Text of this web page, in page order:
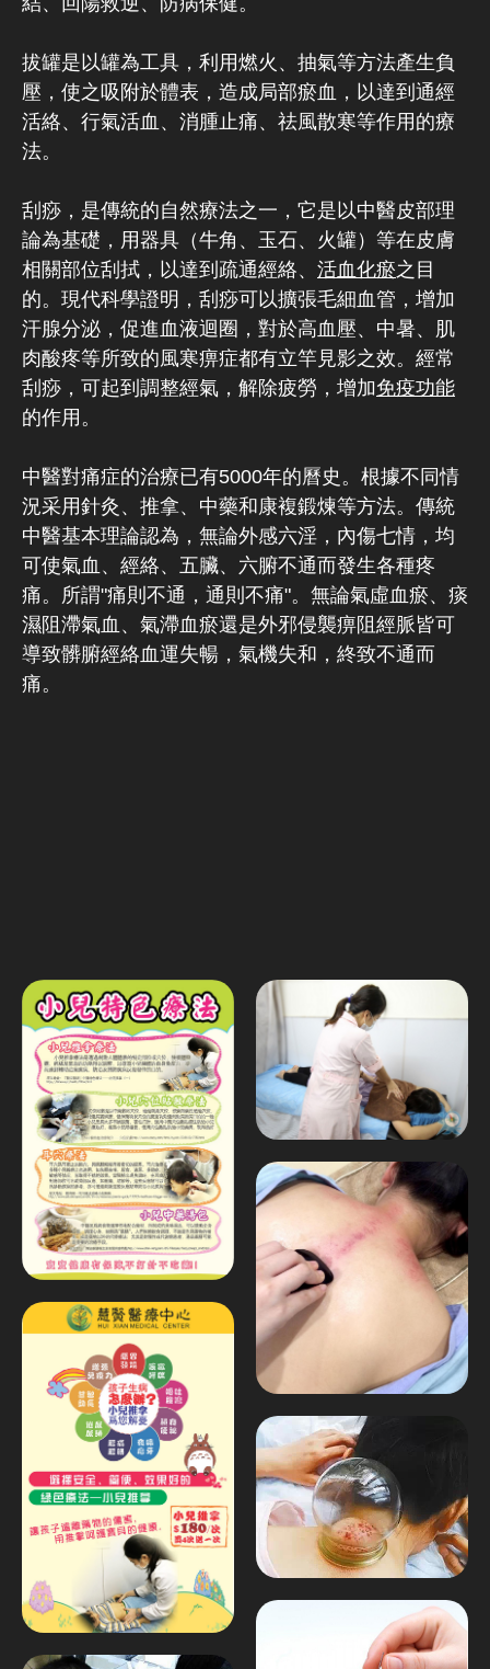
拔罐是以罐為工具，利用燃火、抽氣等方法產生負
壓，使之吸附於體表，造成局部瘀血，以達到通經
活絡、行氣活血、消腫止痛、祛風散寒等作用的療
法。
刮痧，是傳統的自然療法之一，它是以中醫皮部理
論為基礎，用器具（牛角、玉石、火罐）等在皮膚
相關部位刮拭，以達到疏通經絡、 活血化瘀之目
的。現代科學證明，刮痧可以擴張毛細血管，增加
汗腺分泌，促進血液迴圈，對於高血壓、中暑、肌
肉酸疼等所致的風寒痹症都有立竿見影之效。經常
刮痧，可起到調整經氣，解除疲勞，增加免疫功能
的作用。
中醫對痛症的治療已有5000年的曆史。根據不同情
況采用針灸、推拿、中藥和康複鍛煉等方法。傳統
中醫基本理論認為，無論外感六淫，內傷七情，均
可使氣血、經絡、五臟、六腑不通而發生各種疼
痛。所謂"痛則不通，通則不痛"。無論氣虛血瘀、痰
濕阻滯氣血、氣滯血瘀還是外邪侵襲痹阻經脈皆可
導致髒腑經絡血運失暢，氣機失和，終致不通而
痛。